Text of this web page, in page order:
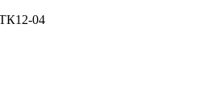
04